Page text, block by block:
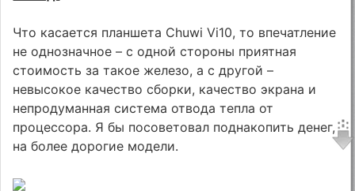
Что касается планшета Chuwi Vi10, то впечатление
не однозначное – с одной стороны приятная
стоимость за такое железо, а с другой –
невысокое качество сборки, качество экрана и
непродуманная система отвода тепла от
процессора. Я бы посоветовал поднакопить денег,
на более дорогие модели.